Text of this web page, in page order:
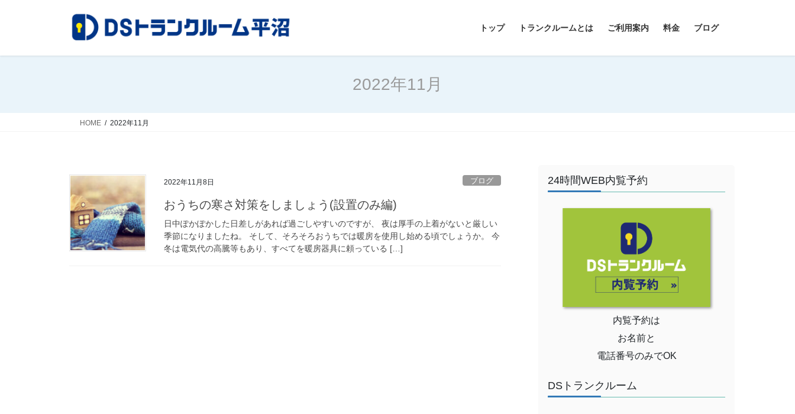
トップ トランクルームとは ご利用案内 料金 ブログ
2022年11月
HOME 2022年11月
2022年11月8日 ブログ
おうちの寒さ対策をしましょう(設置のみ編)
日中ぽかぽかした日差しがあれば過ごしやすいのですが、 夜は厚手の上着がないと厳しい
季節になりましたね。 そして、そろそろおうちでは暖房を使用し始める頃でしょうか。 今
冬は電気代の高騰等もあり、すべてを暖房器具に頼っている […]
24時間WEB内覧予約
内覧予約は
お名前と
電話番号のみでOK
DSトランクルーム